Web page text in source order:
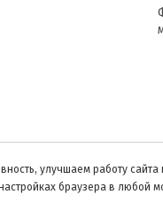
улучшаем работу
браузера в любой